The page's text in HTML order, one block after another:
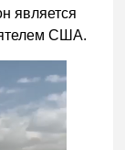
является
США.